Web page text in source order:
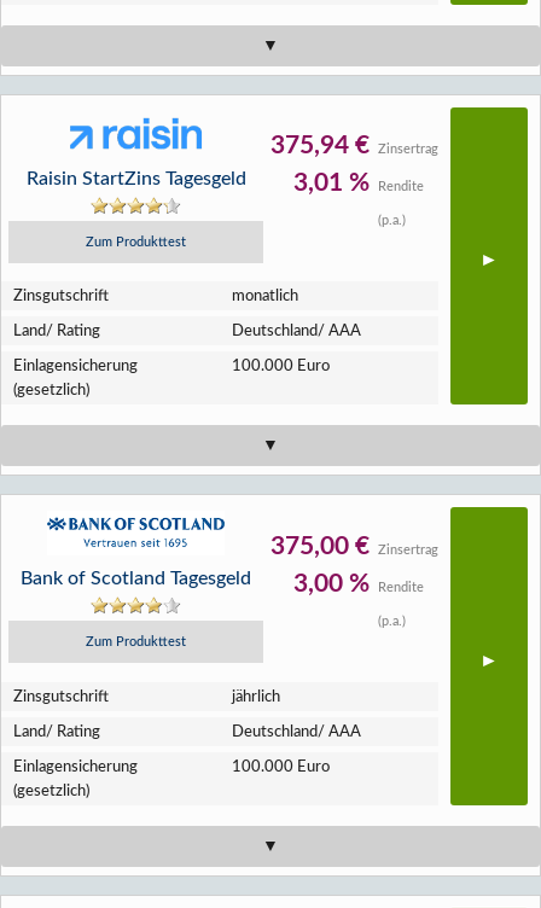
Raisin StartZins Tagesgeld
Zum Produkttest
375,94 € Zinsertrag
3,01 % Rendite
(p.a.)
Zins­gutschrift monatlich
Land/ Rating Deutschland/ AAA
Einlagen­sicherung
(gesetzlich)
100.000 Euro
Bank of Scotland Tagesgeld
Zum Produkttest
375,00 € Zinsertrag
3,00 % Rendite
(p.a.)
Zins­gutschrift jährlich
Land/ Rating Deutschland/ AAA
Einlagen­sicherung
(gesetzlich)
100.000 Euro